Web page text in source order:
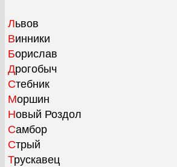
Львов
Винники
Борислав
Дрогобыч
Стебник
Моршин
Новый Роздол
Самбор
Стрый
Трускавец